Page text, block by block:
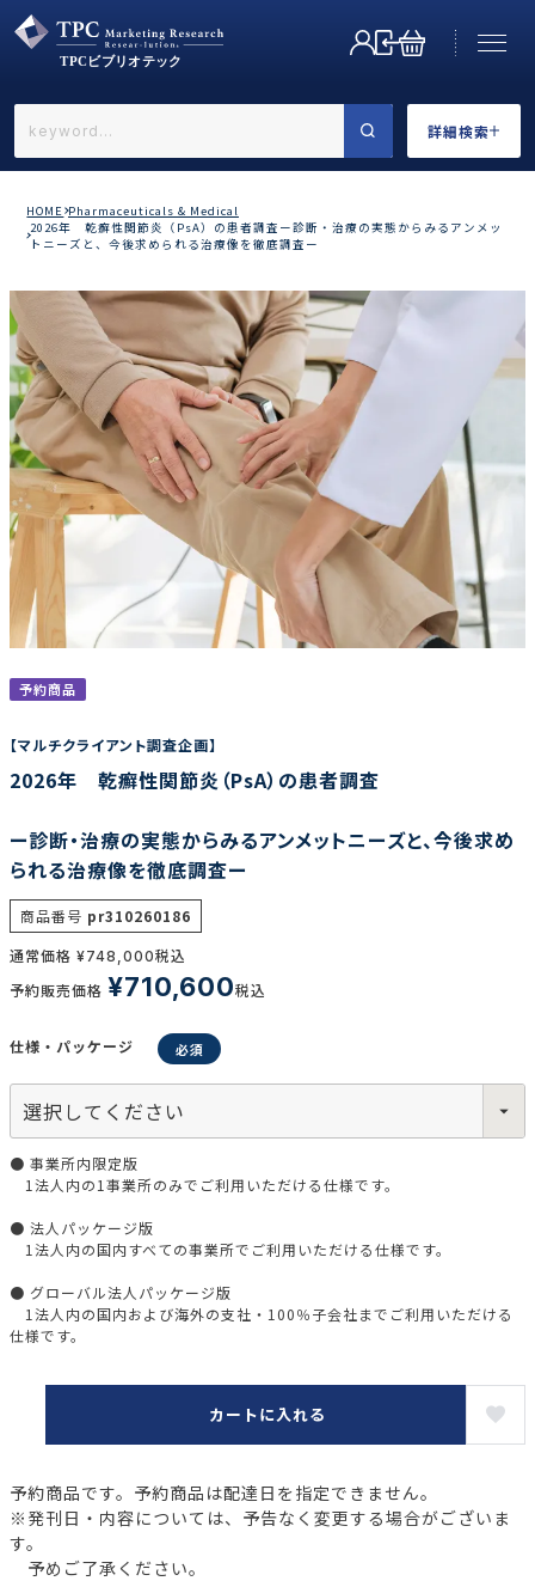
詳細検索
←戻る
業界で選ぶ
カテゴリで選ぶ
調査の種類で選ぶ
リセット 検索する
HOME Pharmaceuticals & Medical
2026年 乾癬性関節炎（PsA）の患者調査ー診断・治療の実態からみるアンメッ
トニーズと、今後求められる治療像を徹底調査ー
予約商品
【マルチクライアント調査企画】
2026年 乾癬性関節炎（PsA）の患者調査
ー診断・治療の実態からみるアンメットニーズと、今後求め
られる治療像を徹底調査ー
商品番号 pr310260186
通常価格 ¥748,000税込
予約販売価格 ¥710,600税込
仕様・パッケージ
● 事業所内限定版
1法人内の1事業所のみでご利用いただける仕様です。
● 法人パッケージ版
1法人内の国内すべての事業所でご利用いただける仕様です。
● グローバル法人パッケージ版
1法人内の国内および海外の支社・100％子会社までご利用いただける
仕様です。
カートに入れる
予約商品です。予約商品は配達日を指定できません。
※発刊日・内容については、予告なく変更する場合がございま
す。
予めご了承ください。